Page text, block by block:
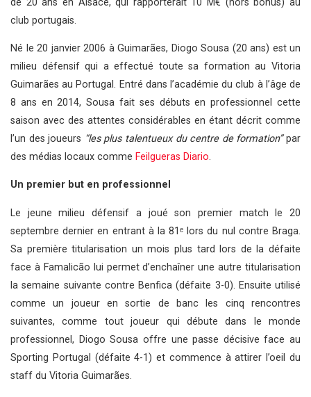
club portugais.
Né le 20 janvier 2006 à Guimarães, Diogo Sousa (20 ans) est un
milieu défensif qui a effectué toute sa formation au Vitoria
Guimarães au Portugal. Entré dans l’académie du club à l’âge de
8 ans en 2014, Sousa fait ses débuts en professionnel cette
saison avec des attentes considérables en étant décrit comme
l’un des joueurs “les plus talentueux du centre de formation”par
des médias locaux comme Feilgueras Diario.
Un premier but en professionnel
Le jeune milieu défensif a joué son premier match le 20
septembre dernier en entrant à la 81ᵉ lors du nul contre Braga.
Sa première titularisation un mois plus tard lors de la défaite
face à Famalicão lui permet d’enchaîner une autre titularisation
la semaine suivante contre Benfica (défaite 3-0). Ensuite utilisé
comme un joueur en sortie de banc les cinq rencontres
suivantes, comme tout joueur qui débute dans le monde
professionnel, Diogo Sousa offre une passe décisive face au
Sporting Portugal (défaite 4-1) et commence à attirer l’oeil du
staff du Vitoria Guimarães.